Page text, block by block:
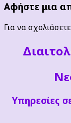
Αφήστε μια
Για να
Υπηρεσίες